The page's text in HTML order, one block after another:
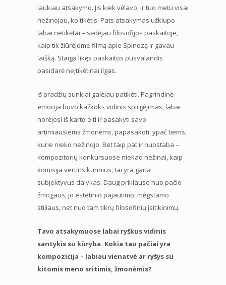
laukiau atsakymo. Jis kiek vėlavo, ir tuo metu visai
nežinojau, ko tikėtis. Pats atsakymas užklupo
labai netikėtai – sėdėjau filosofijos paskaitoje,
kaip tik žiūrėjome filmą apie Spinozą ir gavau
laišką. Staiga likęs paskaitos pusvalandis
pasidarė neįtikėtinai ilgas.
Iš pradžių sunkiai galėjau patikėti. Pagrindinė
emocija buvo kažkoks vidinis spirgėjimas, labai
norėjosi iš karto eiti ir pasakyti savo
artimiausiems žmonėms, papasakoti, ypač tiems,
kurie nieko nežinojo. Bet taip pat ir nuostaba –
kompozitorių konkursuose niekad nežinai, kaip
komisija vertins kūrinius, tai yra gana
subjektyvus dalykas. Daug priklauso nuo pačio
žmogaus, jo estetinio pajautimo, mėgstamo
stiliaus, net nuo tam tikrų filosofinių įsitikinimų.
Tavo atsakymuose labai ryškus vidinis
santykis su kūryba. Kokia tau pačiai yra
kompozicija – labiau vienatvė ar ryšys su
kitomis meno sritimis, žmonėmis?